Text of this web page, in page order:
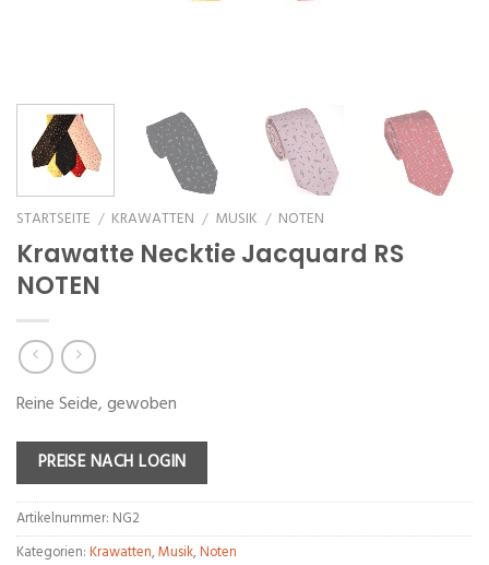
STARTSEITE / KRAWATTEN / MUSIK / NOTEN
Krawatte Necktie Jacquard RS
NOTEN
Reine Seide, gewoben
PREISE NACH LOGIN
Artikelnummer: NG2
Kategorien: Krawatten,Musik,Noten